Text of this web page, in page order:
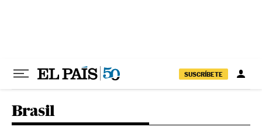
SUSCRÍBETE
Brasil